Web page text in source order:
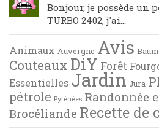
Bonjour, je possède un
TURBO 2402, j'ai...
Animaux Auvergne Avis
Couteaux DiY Forêt
Essentielles Jardin Jura
pétrole Pyrénées Randonnée
Brocéliande Recette de